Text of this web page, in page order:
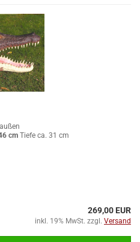
cm Tiefe ca. 31 cm
269,00 EUR
inkl. 19% MwSt. zzgl. Versand